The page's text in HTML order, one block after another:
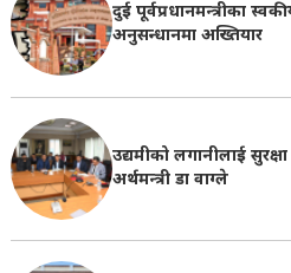
दुई पूर्वप्रधानमन्त्रीका
अनुसन्धानमा अख्तियार
उद्यमीको लगानीलाई
अर्थमन्त्री डा वाग्ले